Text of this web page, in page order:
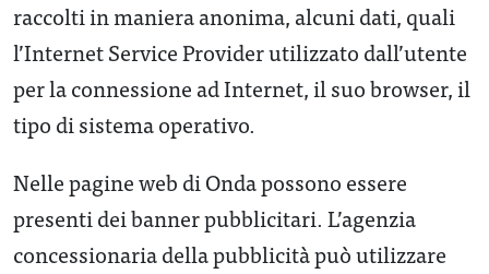
raccolti in maniera anonima, alcuni dati, quali
l’Internet Service Provider utilizzato dall’utente
per la connessione ad Internet, il suo browser, il
tipo di sistema operativo.
Nelle pagine web di Onda possono essere
presenti dei banner pubblicitari. L’agenzia
concessionaria della pubblicità può utilizzare